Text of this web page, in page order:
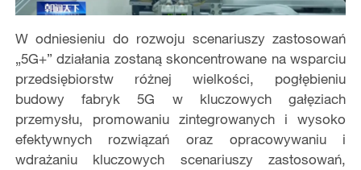
W odniesieniu do rozwoju scenariuszy zastosowań
„5G+” działania zostaną skoncentrowane na wsparciu
przedsiębiorstw różnej wielkości, pogłębieniu
budowy fabryk 5G w kluczowych gałęziach
przemysłu, promowaniu zintegrowanych i wysoko
efektywnych rozwiązań oraz opracowywaniu i
wdrażaniu kluczowych scenariuszy zastosowań,